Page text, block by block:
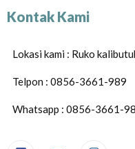
Kontak Kami
Lokasi kami : Ruko
Telpon : 0856-3661-989
Whatsapp : 0856-3661-